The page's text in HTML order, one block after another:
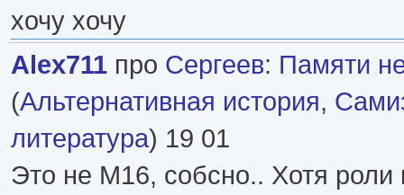
хочу хочу
Alex711 про Сергеев: Памяти
(Альтернативная история,
литература) 19 01
Это не М16, собсно.. Хотя роли